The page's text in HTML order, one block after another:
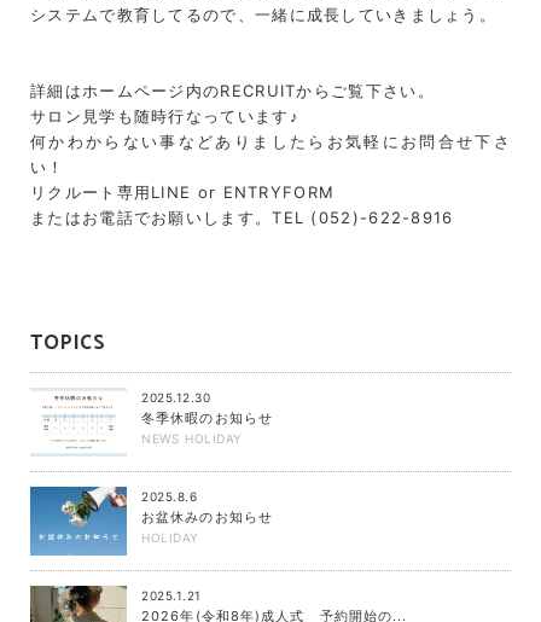
システムで教育してるので、一緒に成長していきましょう。
詳細はホームページ内のRECRUITからご覧下さい。
サロン見学も随時行なっています♪
何かわからない事などありましたらお気軽にお問合せ下さ
い！
リクルート専用LINE or ENTRYFORM
またはお電話でお願いします。TEL (052)-622-8916
TOPICS
2025.12.30
冬季休暇のお知らせ
NEWS HOLIDAY
2025.8.6
お盆休みのお知らせ
HOLIDAY
2025.1.21
2026年(令和8年)成人式 予約開始の...